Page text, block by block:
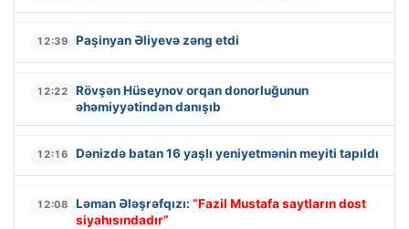
12:39 Paşinyan Əliyevə zəng etdi
12:22
Rövşən Hüseynov orqan donorluğunun
əhəmiyyətindən danışıb
12:16 Dənizdə batan 16 yaşlı yeniyetmənin meyiti tapıldı
12:08 Ləman Ələşrəfqızı: “Fazil Mustafa saytların dost
siyahısındadır”